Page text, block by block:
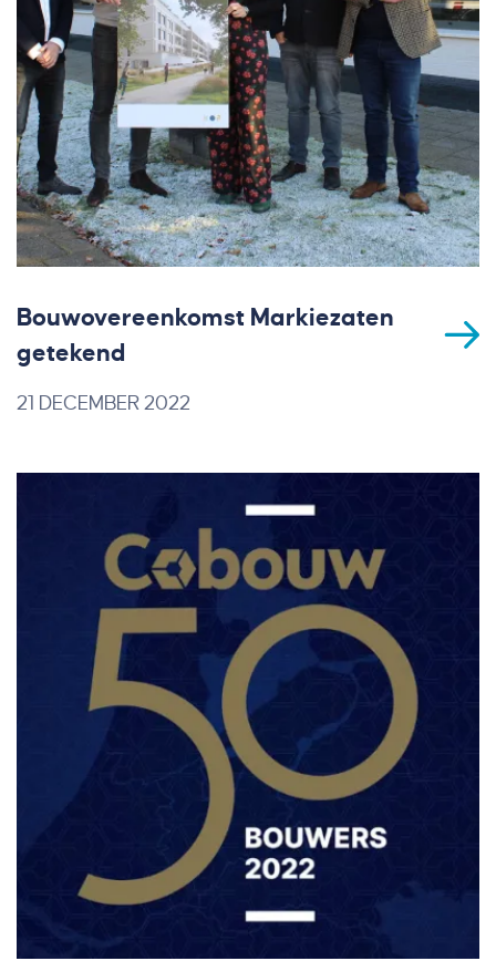
Bouwovereenkomst Markiezaten
getekend
21 DECEMBER 2022